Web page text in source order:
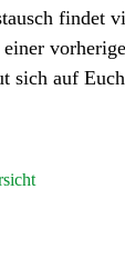
findet
sich auf